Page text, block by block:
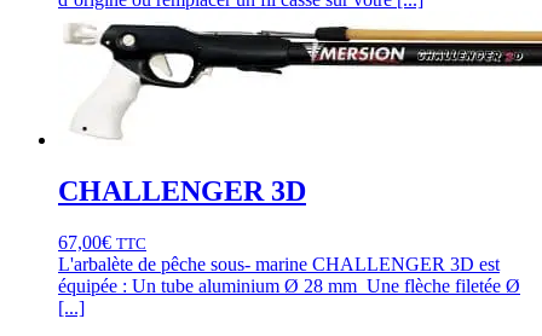
CHALLENGER 3D
67,00€ TTC
L'arbalète de pêche sous- marine CHALLENGER 3D est
équipée : Un tube aluminium Ø 28 mm Une flèche filetée Ø
[...]